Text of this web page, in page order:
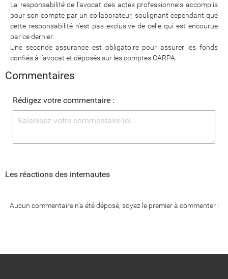
La responsabilité de l'avocat des actes professionnels accomplis
pour son compte par un collaborateur, soulignant cependant que
cette responsabilité n'est pas exclusive de celle qui est encourue
par ce dernier.
Une seconde assurance est obligatoire pour assurer les fonds
confiés à l'avocat et déposés sur les comptes CARPA.
Commentaires
Rédigez votre commentaire :
Les réactions des internautes
Aucun commentaire n'a été déposé, soyez le premier à commenter !